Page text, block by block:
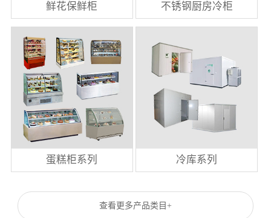
鲜花保鲜柜 不锈钢厨房冷柜
蛋糕柜系列 冷库系列
查看更多产品类目+